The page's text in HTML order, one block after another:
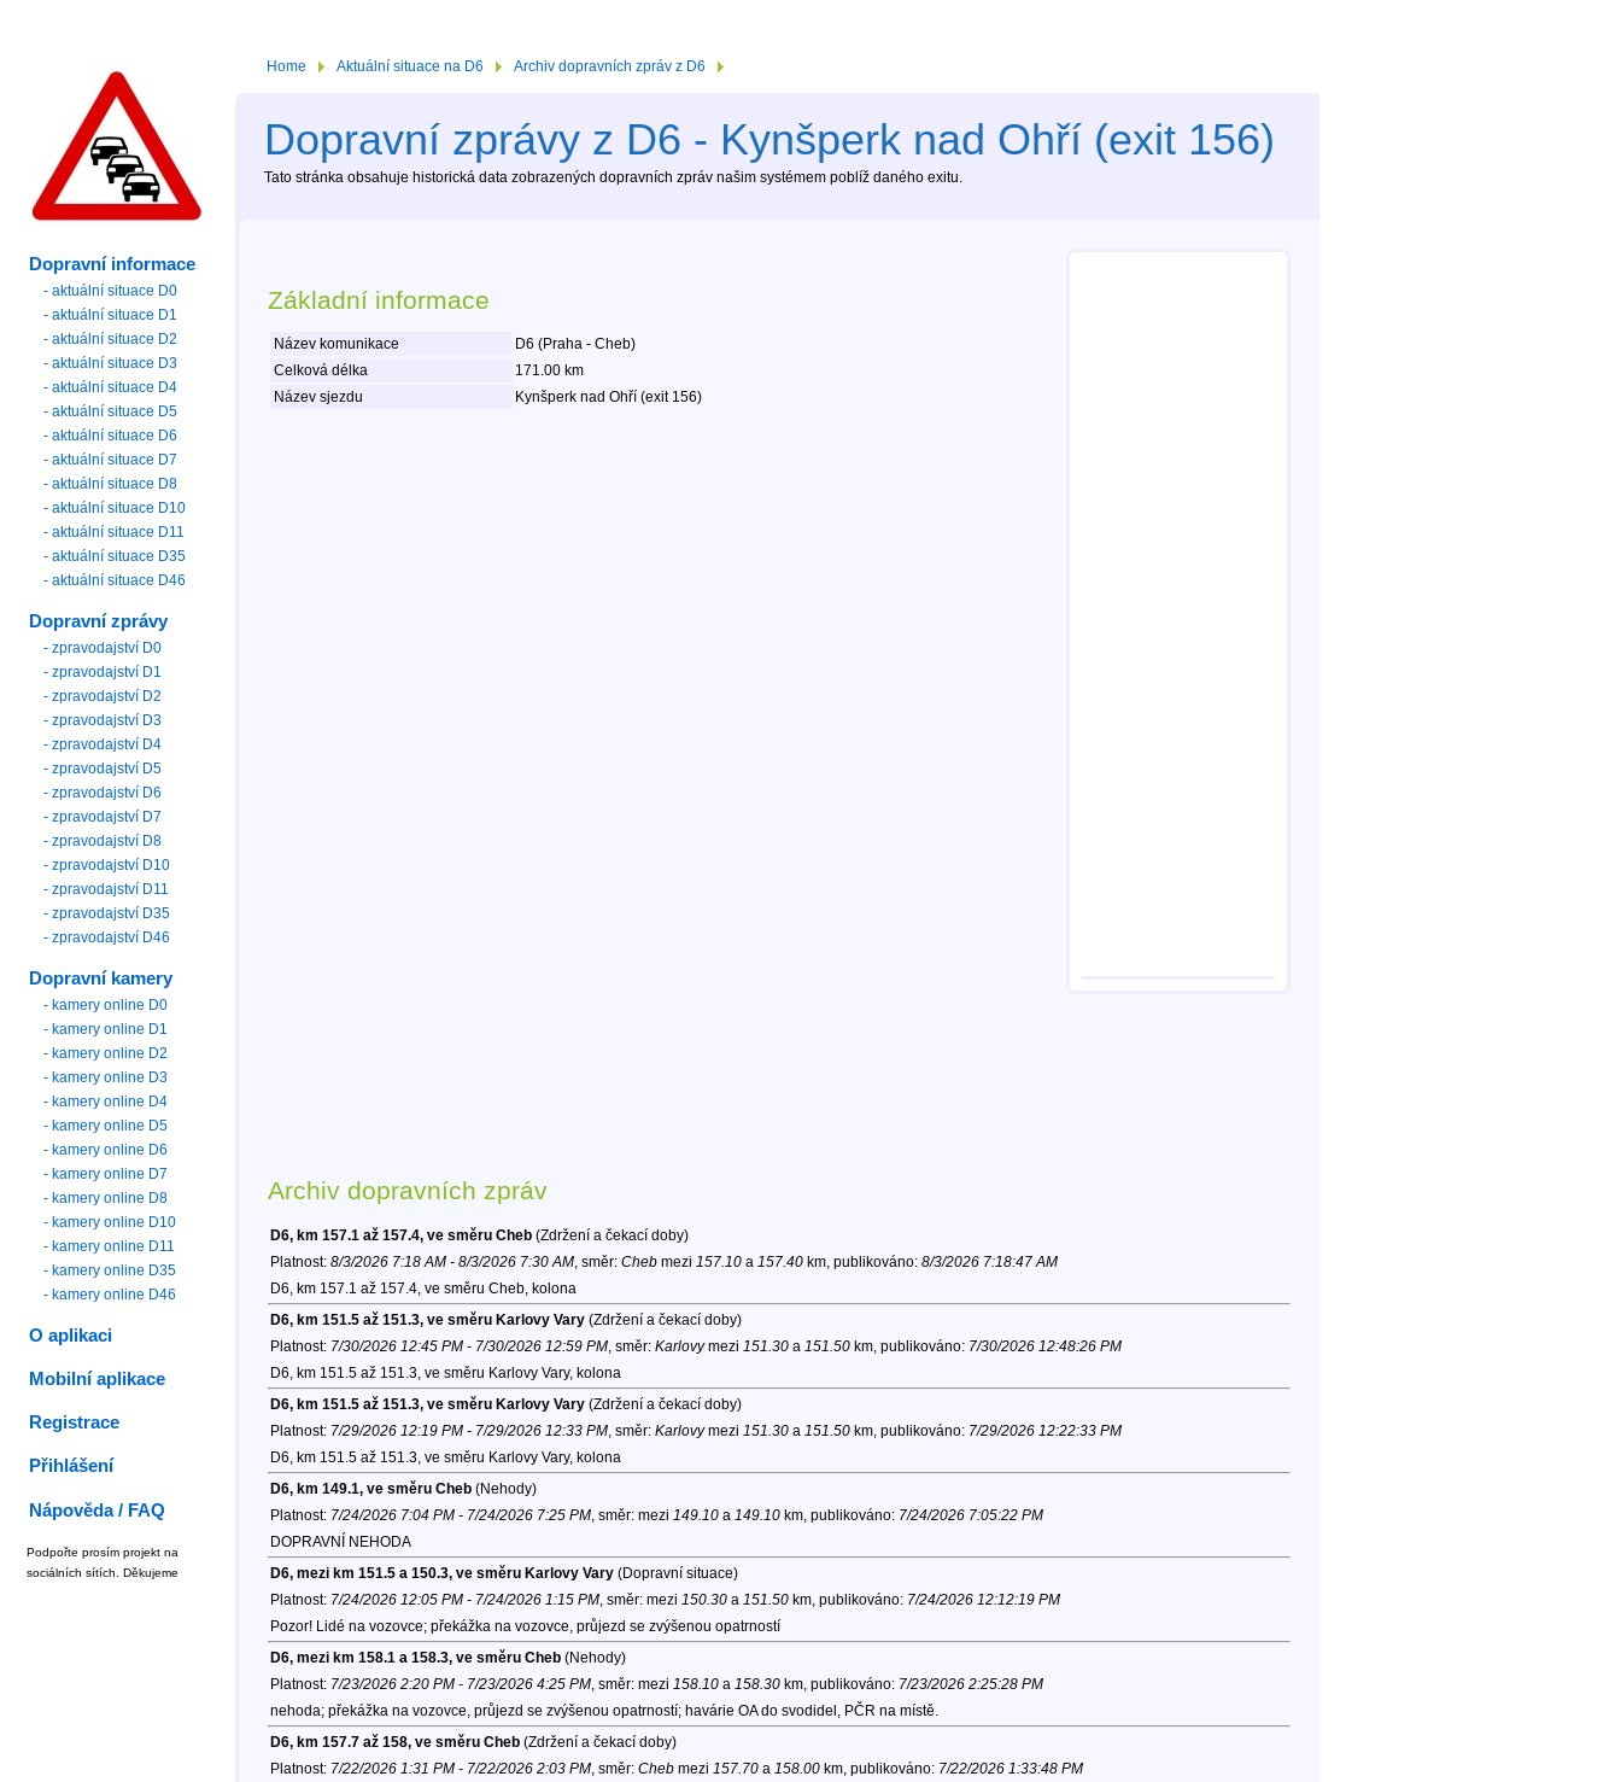
Home Aktuální situace na D6 Archiv dopravních zpráv z D6
Dopravní zprávy z D6 - Kynšperk nad Ohří (exit 156)
Tato stránka obsahuje historická data zobrazených dopravních zpráv našim systémem poblíž daného exitu.
Základní informace
Název komunikace
D6 (Praha - Cheb)
Celková délka
171.00 km
Název sjezdu
Kynšperk nad Ohří (exit 156)
Archiv dopravních zpráv
D6, km 157.1 až 157.4, ve směru Cheb(Zdržení a čekací doby)
Platnost: 8/3/2026 7:18 AM - 8/3/2026 7:30 AM, směr: Chebmezi 157.10a 157.40km, publikováno: 8/3/2026 7:18:47 AM
D6, km 157.1 až 157.4, ve směru Cheb, kolona
D6, km 151.5 až 151.3, ve směru Karlovy Vary(Zdržení a čekací doby)
Platnost: 7/30/2026 12:45 PM - 7/30/2026 12:59 PM, směr: Karlovymezi 151.30a 151.50km, publikováno: 7/30/2026 12:48:26 PM
D6, km 151.5 až 151.3, ve směru Karlovy Vary, kolona
D6, km 151.5 až 151.3, ve směru Karlovy Vary(Zdržení a čekací doby)
Platnost: 7/29/2026 12:19 PM - 7/29/2026 12:33 PM, směr: Karlovymezi 151.30a 151.50km, publikováno: 7/29/2026 12:22:33 PM
D6, km 151.5 až 151.3, ve směru Karlovy Vary, kolona
D6, km 149.1, ve směru Cheb(Nehody)
Platnost: 7/24/2026 7:04 PM - 7/24/2026 7:25 PM, směr: mezi 149.10a 149.10km, publikováno: 7/24/2026 7:05:22 PM
DOPRAVNÍ NEHODA
D6, mezi km 151.5 a 150.3, ve směru Karlovy Vary(Dopravní situace)
Platnost: 7/24/2026 12:05 PM - 7/24/2026 1:15 PM, směr: mezi 150.30a 151.50km, publikováno: 7/24/2026 12:12:19 PM
Pozor! Lidé na vozovce; překážka na vozovce, průjezd se zvýšenou opatrností
D6, mezi km 158.1 a 158.3, ve směru Cheb(Nehody)
Platnost: 7/23/2026 2:20 PM - 7/23/2026 4:25 PM, směr: mezi 158.10a 158.30km, publikováno: 7/23/2026 2:25:28 PM
nehoda; překážka na vozovce, průjezd se zvýšenou opatrností; havárie OA do svodidel, PČR na místě.
D6, km 157.7 až 158, ve směru Cheb(Zdržení a čekací doby)
Platnost: 7/22/2026 1:31 PM - 7/22/2026 2:03 PM, směr: Chebmezi 157.70a 158.00km, publikováno: 7/22/2026 1:33:48 PM
Dopravní informace
- aktuální situace D0
- aktuální situace D1
- aktuální situace D2
- aktuální situace D3
- aktuální situace D4
- aktuální situace D5
- aktuální situace D6
- aktuální situace D7
- aktuální situace D8
- aktuální situace D10
- aktuální situace D11
- aktuální situace D35
- aktuální situace D46
Dopravní zprávy
- zpravodajství D0
- zpravodajství D1
- zpravodajství D2
- zpravodajství D3
- zpravodajství D4
- zpravodajství D5
- zpravodajství D6
- zpravodajství D7
- zpravodajství D8
- zpravodajství D10
- zpravodajství D11
- zpravodajství D35
- zpravodajství D46
Dopravní kamery
- kamery online D0
- kamery online D1
- kamery online D2
- kamery online D3
- kamery online D4
- kamery online D5
- kamery online D6
- kamery online D7
- kamery online D8
- kamery online D10
- kamery online D11
- kamery online D35
- kamery online D46
O aplikaci
Mobilní aplikace
Registrace
Přihlášení
Nápověda / FAQ
Podpořte prosím projekt na
sociálních sítích. Děkujeme